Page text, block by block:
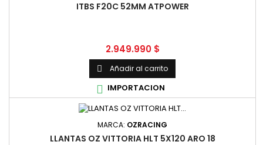
ITBS F20C 52MM ATPOWER
Precio
2.949.990 $
 Añadir al carrito
 IMPORTACION
MARCA: OZRACING
LLANTAS OZ VITTORIA HLT 5X120 ARO 18